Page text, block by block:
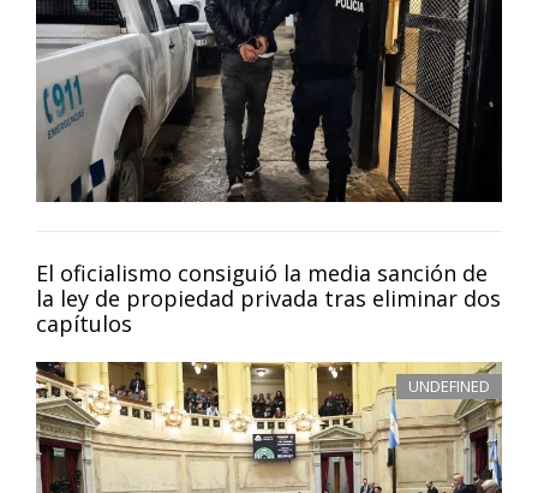
El oficialismo consiguió la media sanción de
la ley de propiedad privada tras eliminar dos
capítulos
UNDEFINED